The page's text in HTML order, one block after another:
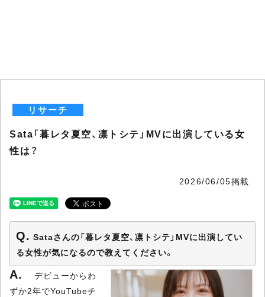
リサーチ
Sata「暮レタ夏空、凛トシテ」MVに出演している女
性は？
2026/06/05掲載
Sataさんの「暮レタ夏空、凛トシテ」MVに出演してい
る女性が気になるので教えてください。
デビューからわ
ずか2年でYouTubeチ